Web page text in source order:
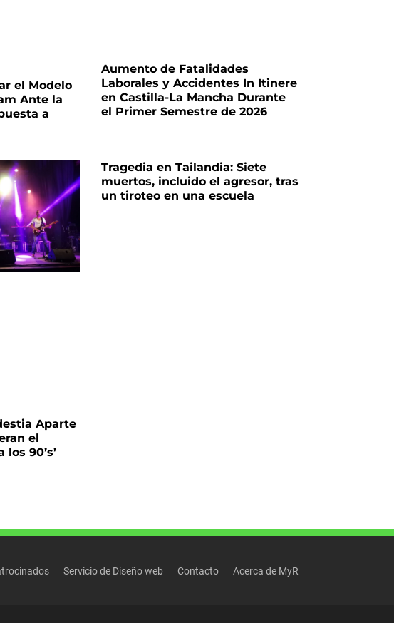
el Modelo
Ante la
a
Aumento de Fatalidades
Laborales y Accidentes In Itinere
en Castilla-La Mancha Durante
el Primer Semestre de 2026
Aparte
el
90’s’
Tragedia en Tailandia: Siete
muertos, incluido el agresor, tras
un tiroteo en una escuela
Servicio de Diseño web Contacto Acerca de MyR